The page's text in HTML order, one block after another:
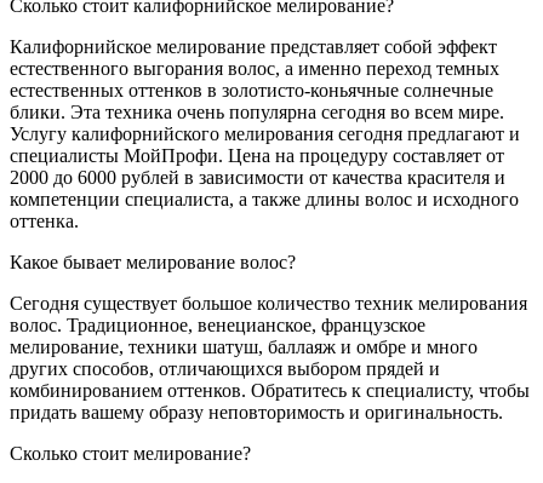
Сколько стоит калифорнийское мелирование?
Калифорнийское мелирование представляет собой эффект
естественного выгорания волос, а именно переход темных
естественных оттенков в золотисто-коньячные солнечные
блики. Эта техника очень популярна сегодня во всем мире.
Услугу калифорнийского мелирования сегодня предлагают и
специалисты МойПрофи. Цена на процедуру составляет от
2000 до 6000 рублей в зависимости от качества красителя и
компетенции специалиста, а также длины волос и исходного
оттенка.
Какое бывает мелирование волос?
Сегодня существует большое количество техник мелирования
волос. Традиционное, венецианское, французское
мелирование, техники шатуш, баллаяж и омбре и много
других способов, отличающихся выбором прядей и
комбинированием оттенков. Обратитесь к специалисту, чтобы
придать вашему образу неповторимость и оригинальность.
Сколько стоит мелирование?